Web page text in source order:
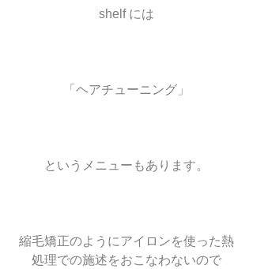
shelf には
「ヘアチューニング」
というメニューもあります。
縮毛矯正のようにアイロンを使った熱
処理での施述をおこなわないので